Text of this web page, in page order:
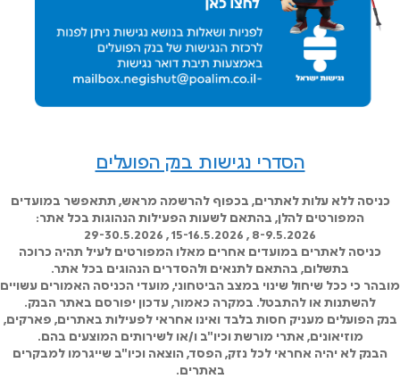
הסדרי נגישות בנק הפועלים
כניסה ללא עלות לאתרים, בכפוף להרשמה מראש, תתאפשר במועדים
המפורטים להלן, בהתאם לשעות הפעילות הנהוגות בכל אתר:
8-9.5.2026 , 15-16.5.2026 , 29-30.5.2026
כניסה לאתרים במועדים אחרים מאלו המפורטים לעיל תהיה כרוכה
בתשלום, בהתאם לתנאים ולהסדרים הנהוגים בכל אתר.
מובהר כי ככל שיחול שינוי במצב הביטחוני, מועדי הכניסה האמורים עשויים
להשתנות או להתבטל. במקרה כאמור, עדכון יפורסם באתר הבנק.
בנק הפועלים מעניק חסות בלבד ואינו אחראי לפעילות באתרים, פארקים,
מוזיאונים, אתרי מורשת וכיו"ב ו/או לשירותים המוצעים בהם.
הבנק לא יהיה אחראי לכל נזק, הפסד, הוצאה וכיו"ב שייגרמו למבקרים
באתרים.